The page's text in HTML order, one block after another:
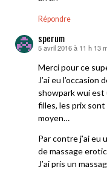
Répondre
sperum
dit :
5 avril 2016 à 11 h 13
Merci pour ce
J’ai eu
showpark wui est
filles, les prix
moyen…
Par contre j’ai eu
de massage
J’ai pris un